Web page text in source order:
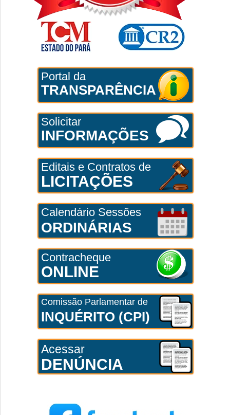
Portal da
TRANSPARÊNCIA
Solicitar
INFORMAÇÕES
Editais e Contratos de
LICITAÇÕES
Calendário Sessões
ORDINÁRIAS
Contracheque
ONLINE
Comissão Parlamentar de
INQUÉRITO (CPI)
Acessar
DENÚNCIA